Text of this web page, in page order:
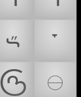
𐅶
𐞂
𑿒
𓇷